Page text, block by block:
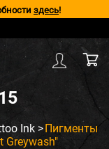
здесь!
Ink >Пигменты
Greywash"